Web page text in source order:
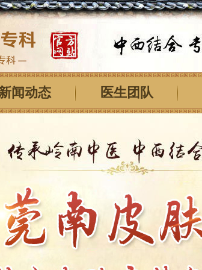
闻动态 医生团队